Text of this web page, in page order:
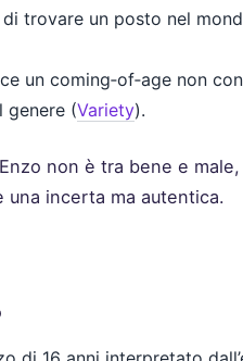
di trovare un posto nel
un coming‑of‑age non
genere (Variety).
non è tra bene e
una incerta ma autentica.